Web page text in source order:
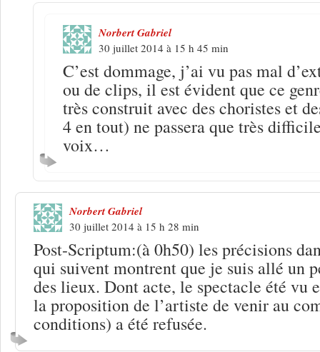
Norbert Gabriel
30 juillet 2014 à 15 h 45 min
C’est dommage, j’ai vu pas mal
ou de clips, il est évident que ce
très construit avec des choristes et
4 en tout) ne passera que très
voix…
Norbert Gabriel
30 juillet 2014 à 15 h 28 min
Post-Scriptum:(à 0h50) les précisions
qui suivent montrent que je suis allé un
des lieux. Dont acte, le spectacle été vu
la proposition de l’artiste de venir au
conditions) a été refusée.